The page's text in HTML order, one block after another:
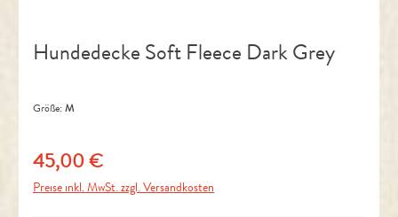
Hundedecke Soft Fleece Dark Grey
Größe: M
Regulärer Preis:
45,00 €
Preise inkl. MwSt. zzgl. Versandkosten